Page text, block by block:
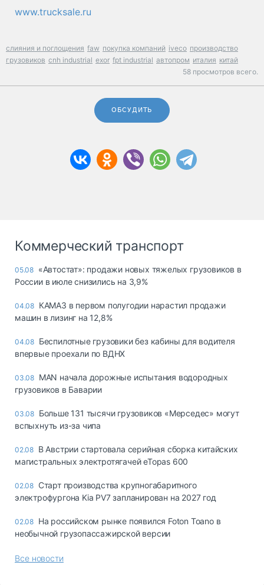
www.trucksale.ru
слияния и поглощения faw покупка компаний iveco производство
грузовиков cnh industrial exor fpt industrial автопром италия китай
58 просмотров всего.
ОБСУДИТЬ
Коммерческий транспорт
05.08 «Автостат»: продажи новых тяжелых грузовиков в
России в июле снизились на 3,9%
04.08 КАМАЗ в первом полугодии нарастил продажи
машин в лизинг на 12,8%
04.08 Беспилотные грузовики без кабины для водителя
впервые проехали по ВДНХ
03.08 MAN начала дорожные испытания водородных
грузовиков в Баварии
03.08 Больше 131 тысячи грузовиков «Мерседес» могут
вспыхнуть из-за чипа
02.08 В Австрии стартовала серийная сборка китайских
магистральных электротягачей eTopas 600
02.08 Старт производства крупногабаритного
электрофургона Kia PV7 запланирован на 2027 год
02.08 На российском рынке появился Foton Toano в
необычной грузопассажирской версии
Все новости